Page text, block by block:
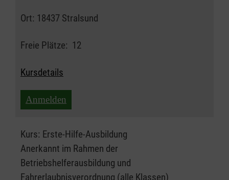
Ort: 18437 Stralsund
Freie Plätze: 12
Kursdetails
Anmelden
Kurs: Erste-Hilfe-Ausbildung
Anerkannt im Rahmen der
Betriebshelferausbildung und
Fahrerlaubnisverordnung (alle Klassen)